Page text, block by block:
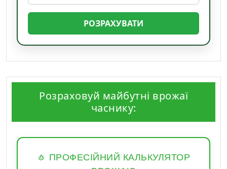
РОЗРАХУВАТИ
Розраховуй майбутні врожаї
часнику:
🧄 ПРОФЕСІЙНИЙ КАЛЬКУЛЯТОР